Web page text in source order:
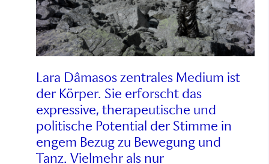
Lara Dâmasos zentrales Medium ist
der Körper. Sie erforscht das
expressive, therapeutische und
politische Potential der Stimme in
engem Bezug zu Bewegung und
Tanz. Vielmehr als nur